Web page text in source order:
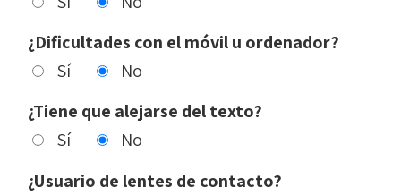
¿Dificultades con el móvil u ordenador?
Sí
No
¿Tiene que alejarse del texto?
Sí
No
¿Usuario de lentes de contacto?